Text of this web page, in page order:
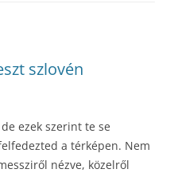
szlovén
ezek szerint te se
a térképen. Nem
nézve, közelről